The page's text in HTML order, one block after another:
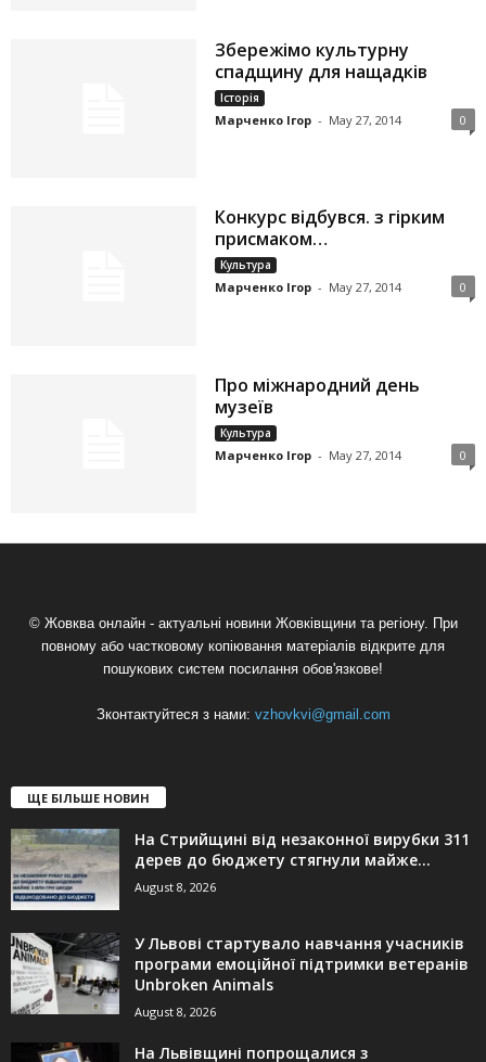
Збережімо культурну
спадщину для нащадків
Історія
Марченко Ігор - May 27, 2014 0
Конкурс відбувся. з гірким
присмаком…
Культура
Марченко Ігор - May 27, 2014 0
Про міжнародний день
музеїв
Культура
Марченко Ігор - May 27, 2014 0
© Жовква онлайн - актуальні новини Жовківщини та регіону. При
повному або частковому копіювання матеріалів відкрите для
пошукових систем посилання обов'язкове!
Зконтактуйтеся з нами: vzhovkvi@gmail.com
ЩЕ БІЛЬШЕ НОВИН
На Стрийщині від незаконної вирубки 311
дерев до бюджету стягнули майже...
August 8, 2026
У Львові стартувало навчання учасників
програми емоційної підтримки ветеранів
Unbroken Animals
August 8, 2026
На Львівщині попрощалися з